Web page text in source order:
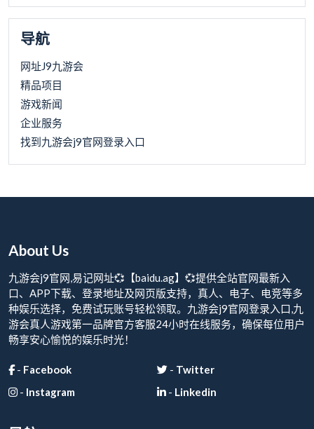
导航
网址J9九游会
精品项目
游戏新闻
企业服务
找到九游会j9官网登录入口
About Us
九游会j9官网,易记网址💞【baidu.ag】💞提供全站官网最新入
口、APP下载、登录地址及网页版支持，真人、电子、电竞等多
种娱乐选择，免费试玩账号轻松领取。九游会j9官网登录入口,九
游会真人游戏第一品牌官方客服24小时在线服务，确保每位用户
畅享安心愉悦的娱乐时光！
- Facebook - Twitter
- Instagram - Linkedin